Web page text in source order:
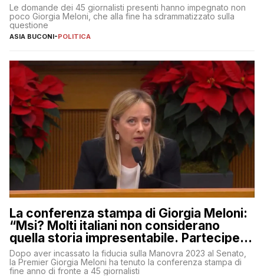
Le domande dei 45 giornalisti presenti hanno impegnato non
poco Giorgia Meloni, che alla fine ha sdrammatizzato sulla
questione
ASIA BUCONI-POLITICA
La conferenza stampa di Giorgia Meloni:
“Msi? Molti italiani non considerano
quella storia impresentabile. Parteciperò
al 25 aprile”
Dopo aver incassato la fiducia sulla Manovra 2023 al Senato,
la Premier Giorgia Meloni ha tenuto la conferenza stampa di
fine anno di fronte a 45 giornalisti